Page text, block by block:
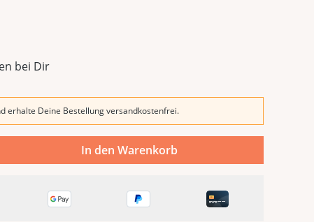
bei Dir
erhalte Deine Bestellung versandkostenfrei.
In den Warenkorb